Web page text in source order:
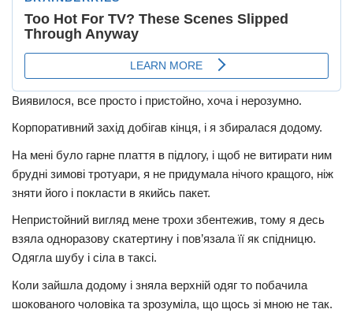
Виявилося, все просто і пристойно, хоча і нерозумно.
Корпоративний захід добігав кінця, і я збиралася додому.
На мені було гарне плаття в підлогу, і щоб не витирати ним
брудні зимові тротуари, я не придумала нічого кращого, ніж
зняти його і покласти в якийсь пакет.
Непpистойний вигляд мене трохи збентежив, тому я десь
взяла одноразову скатертину і пов’язала її як спідницю.
Одягла шубу і сiла в таксі.
Коли зайшла додому і зняла верхній одяг то побачила
шoкованого чоловіка та зрозуміла, що щось зі мною не так.